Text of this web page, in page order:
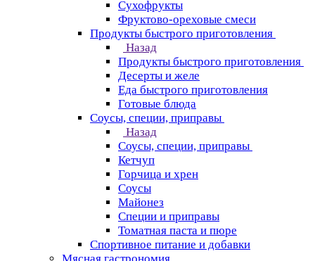
Сухофрукты
Фруктово-ореховые смеси
Продукты быстрого приготовления
Назад
Продукты быстрого приготовления
Десерты и желе
Еда быстрого приготовления
Готовые блюда
Соусы, специи, приправы
Назад
Соусы, специи, приправы
Кетчуп
Горчица и хрен
Соусы
Майонез
Специи и приправы
Томатная паста и пюре
Спортивное питание и добавки